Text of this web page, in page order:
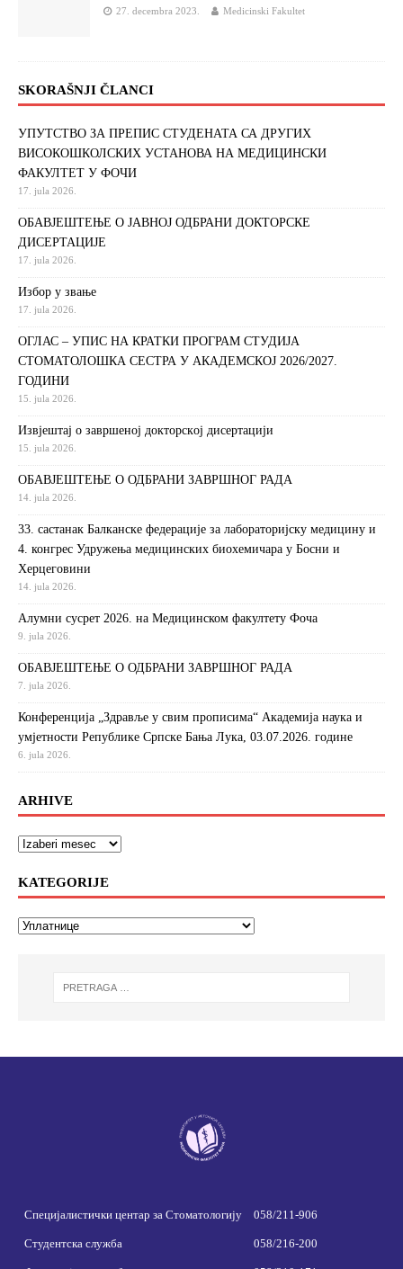
27. decembra 2023. Medicinski Fakultet
SKORAŠNJI ČLANCI
УПУТСТВО ЗА ПРЕПИС СТУДЕНАТА СА ДРУГИХ
ВИСОКОШКОЛСКИХ УСТАНОВА НА МЕДИЦИНСКИ
ФАКУЛТЕТ У ФОЧИ
17. jula 2026.
ОБАВЈЕШТЕЊЕ О ЈАВНОЈ ОДБРАНИ ДОКТОРСКЕ
ДИСЕРТАЦИЈЕ
17. jula 2026.
Избор у звање
17. jula 2026.
ОГЛАС – УПИС НА КРАТКИ ПРОГРАМ СТУДИЈА
СТОМАТОЛОШКА СЕСТРА У АКАДЕМСКОЈ 2026/2027.
ГОДИНИ
15. jula 2026.
Извjeштaj o зaвршeнoj дoктoрскoj дисeртaциjи
15. jula 2026.
ОБАВЈЕШТЕЊЕ О ОДБРАНИ ЗАВРШНОГ РАДА
14. jula 2026.
33. састанак Балканске федерације за лабораторијску медицину и
4. конгрес Удружења медицинских биохемичара у Босни и
Херцеговини
14. jula 2026.
Алумни сусрет 2026. на Медицинском факултету Фоча
9. jula 2026.
ОБАВЈЕШТЕЊЕ О ОДБРАНИ ЗАВРШНОГ РАДА
7. jula 2026.
Конференција „Здравље у свим прописима“ Академија наука и
умјетности Републике Српске Бања Лука, 03.07.2026. године
6. jula 2026.
ARHIVE
KATEGORIJE
Специјалистички центар за Стоматологију 058/211-906
Студентска служба 058/216-200